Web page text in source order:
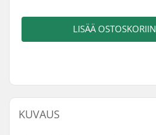
LISÄÄ OSTOSKORIIN
KUVAUS